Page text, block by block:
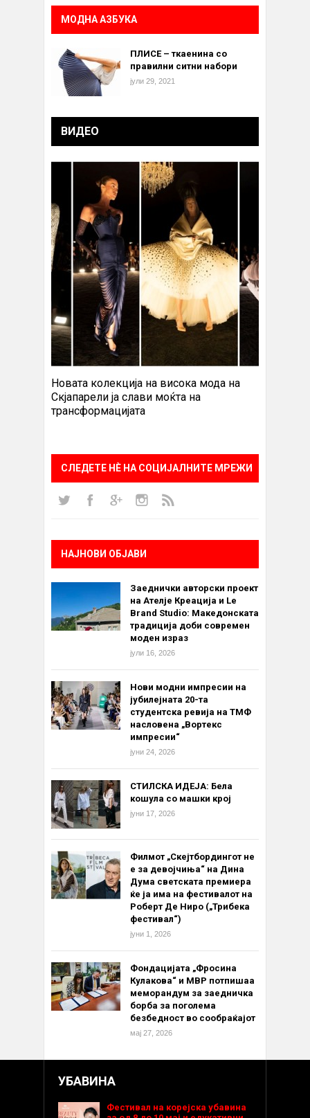
МОДНА АЗБУКА
ПЛИСЕ – ткаенина со
правилни ситни набори
јули 29, 2021
ВИДЕО
Новата колекција на висока мода на
Скјапарели ја слави моќта на
трансформацијата
СЛЕДЕТЕ НÈ НА СОЦИЈАЛНИТЕ МРЕЖИ
НАЈНОВИ ОБЈАВИ
Заеднички авторски проект
на Ателје Креација и Le
Brand Studio: Македонската
традиција доби современ
моден израз
јули 16, 2026
Нови модни импресии на
јубилејната 20-та
студентска ревија на ТМФ
насловена „Вортекс
импресии“
јуни 24, 2026
СТИЛСКА ИДЕЈА: Бела
кошула со машки крој
јуни 17, 2026
Филмот „Скејтбордингот не
е за девојчиња“ на Дина
Дума светската премиера
ќе ја има на фестивалот на
Роберт Де Ниро („Трибека
фестивал“)
јуни 1, 2026
Фондацијата „Фросина
Кулакова“ и МВР потпишаа
меморандум за заедничка
борба за поголема
безбедност во сообраќајот
мај 27, 2026
УБАВИНА
Фестивал на корејска убавина